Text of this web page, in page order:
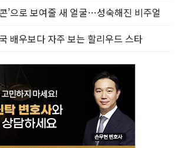
’으로 보여줄 새 얼굴…성숙해진 비주얼
배우보다 자주 보는 할리우드 스타